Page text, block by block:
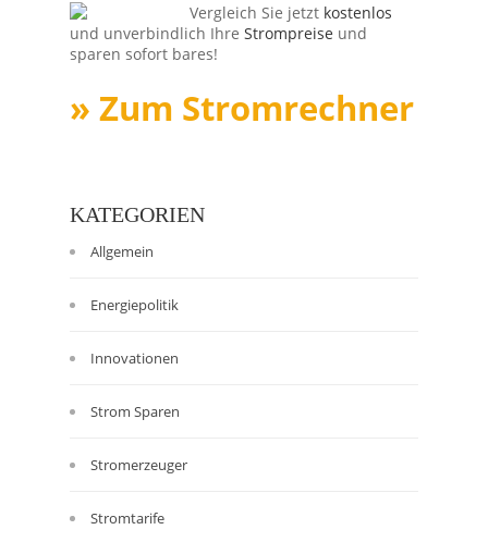
Vergleich Sie jetzt kostenlos
und unverbindlich Ihre Strompreise und
sparen sofort bares!
» Zum Stromrechner
KATEGORIEN
Allgemein
Energiepolitik
Innovationen
Strom Sparen
Stromerzeuger
Stromtarife